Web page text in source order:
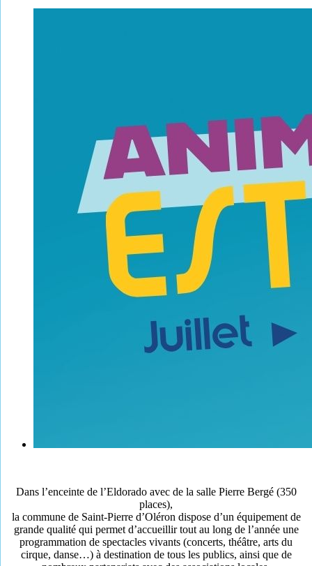
Dans l’enceinte de l’Eldorado avec de la salle Pierre Bergé (350
places),
la commune de Saint-Pierre d’Oléron dispose d’un équipement de
grande qualité qui permet d’accueillir tout au long de l’année une
programmation de spectacles vivants (concerts, théâtre, arts du
cirque, danse…) à destination de tous les publics, ainsi que de